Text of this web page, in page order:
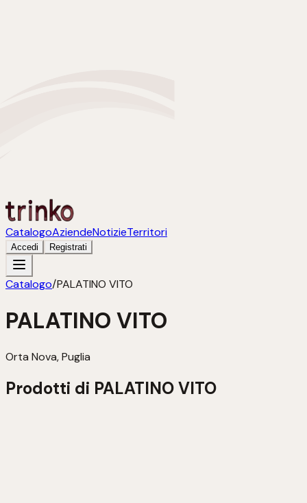
CatalogoAziendeNotizieTerritori
Accedi Registrati
Catalogo/PALATINO VITO
PALATINO VITO
Orta Nova, Puglia
Prodotti di PALATINO VITO